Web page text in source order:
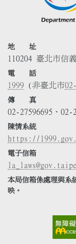
地 址
110204 臺北市信
電 話
1999 (非臺北市
傳 真
02-27596695、02-
陳情系統
https://
電子信箱
本局信箱係處理與系
映。